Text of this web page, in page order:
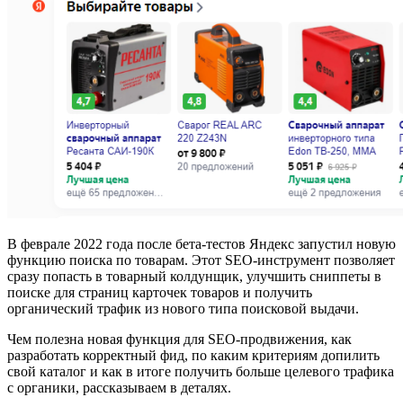
В феврале 2022 года после бета-тестов Яндекс запустил новую
функцию поиска по товарам. Этот SEO-инструмент позволяет
сразу попасть в товарный колдунщик, улучшить сниппеты в
поиске для страниц карточек товаров и получить
органический трафик из нового типа поисковой выдачи.
Чем полезна новая функция для SEO-продвижения, как
разработать корректный фид, по каким критериям допилить
свой каталог и как в итоге получить больше целевого трафика
с органики, рассказываем в деталях.